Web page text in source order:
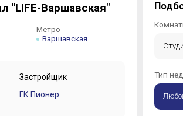
"LIFE-Варшавская"
Метро
Варшавская
Застройщик
ГК Пионер
5-
Тип